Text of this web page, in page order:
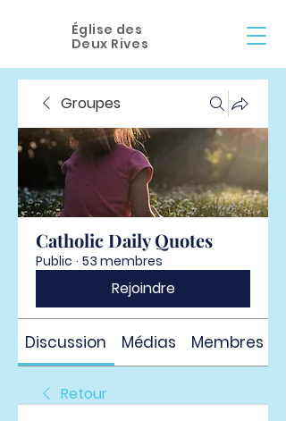
Église des
Deux Rives
Groupes
Catholic Daily Quotes
Public · 53 membres
Rejoindre
Discussion Médias Membres
Retour